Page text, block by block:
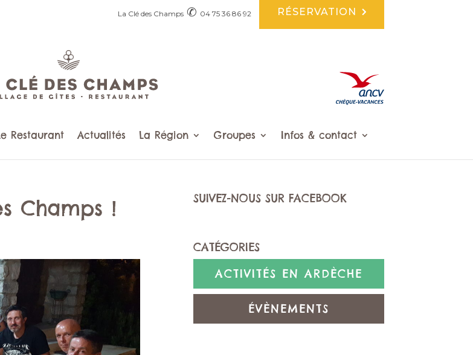
RÉSERVATION
La Clé des Champs ✆ 04 75 36 86 92
Restaurant Actualités La Région Groupes Infos & contact
Champs ! SUIVEZ-NOUS SUR FACEBOOK
CATÉGORIES
ACTIVITÉS EN ARDÈCHE
ÉVÈNEMENTS